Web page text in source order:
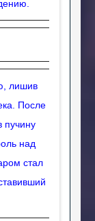
лишив
После
пучину
над
стал